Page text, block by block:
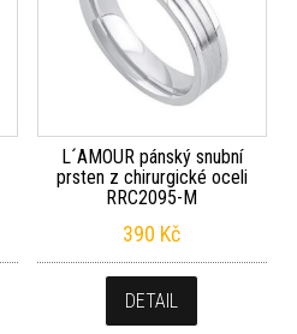
L´AMOUR pánský snubní
prsten z chirurgické oceli
RRC2095-M
390 Kč
DETAIL